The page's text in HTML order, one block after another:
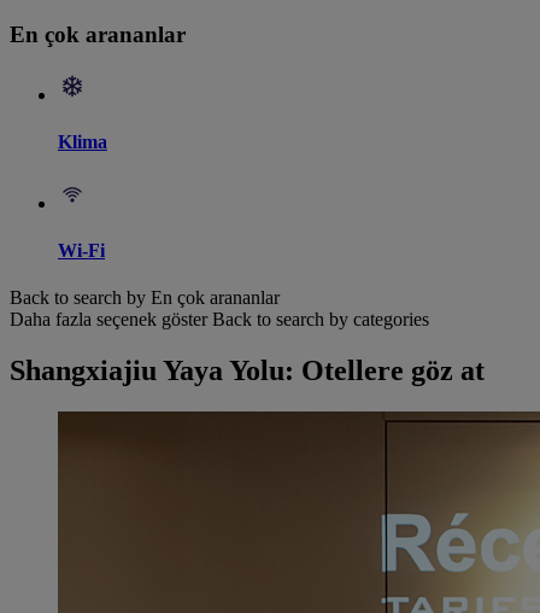
En çok arananlar
Klima
Wi-Fi
Back to search by En çok arananlar
Daha fazla seçenek göster Back to search by categories
Shangxiajiu Yaya Yolu: Otellere göz at